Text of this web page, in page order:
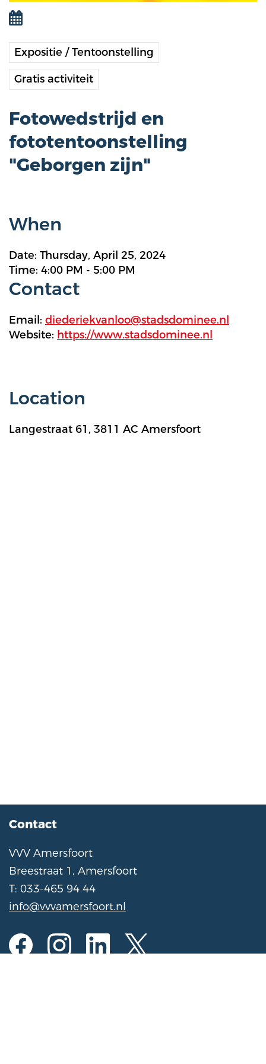
Expositie / Tentoonstelling
Gratis activiteit
Fotowedstrijd en
fototentoonstelling
"Geborgen zijn"
When
Date: Thursday, April 25, 2024
Time: 4:00 PM - 5:00 PM
Contact
Email: diederiekvanloo@stadsdominee.nl
Website: https://www.stadsdominee.nl
Location
Langestraat 61, 3811 AC Amersfoort
Contact
VVV Amersfoort
Breestraat 1, Amersfoort
T: 033-465 94 44
info@vvvamersfoort.nl